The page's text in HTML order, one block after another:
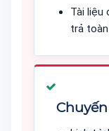
Tài liệu
trả toàn